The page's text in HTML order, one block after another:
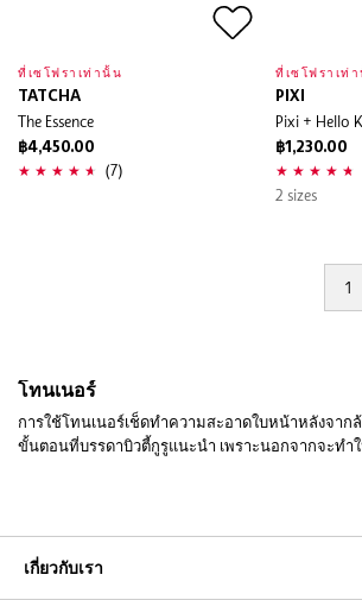
ที่เซโฟราเท่านั้น
TATCHA
The Essence
฿4,450.00
(7)
ที่เซโฟราเท่
PIXI
Pixi + Hello
฿1,230.00
2 sizes
1
โทนเนอร์
การใช้โทนเนอร์เช็ดทำความสะอาดใบหน้าหลังจาก
ขั้นตอนที่บรรดาบิวตี้กูรูแนะนำ เพราะนอกจากจะทำ
ฟื้นฟูสภาพผิวให้กลับมาสมดุลและมีสุขภาพดีขึ้น แล
ใบหน้าสะอาดหมดจดล้ำลึกถึงรูขุมขนอีกด้วย สำหรั
เกี่ยวกับเรา